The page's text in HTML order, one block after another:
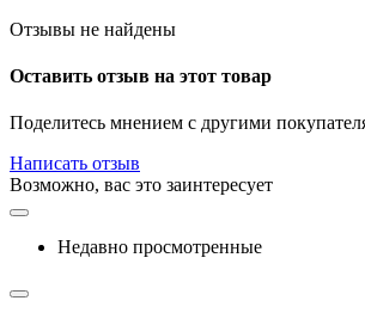
Отзывы не найдены
Оставить отзыв на этот товар
Поделитесь мнением с другими
Написать отзыв
Возможно, вас это заинтересует
Недавно просмотренные